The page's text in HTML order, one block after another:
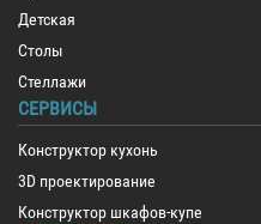
Детская
Столы
Стеллажи
СЕРВИСЫ
Конструктор кухонь
3D проектирование
Конструктор шкафов-купе